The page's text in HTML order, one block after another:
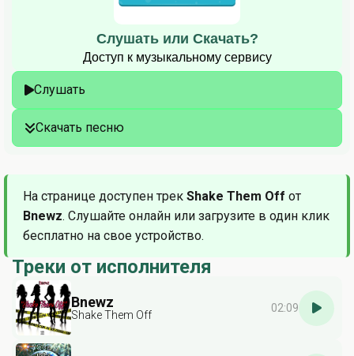
Слушать или Скачать?
Доступ к музыкальному сервису
Слушать
Скачать песню
На странице доступен трек Shake Them Off от
Bnewz. Слушайте онлайн или загрузите в один клик
бесплатно на свое устройство.
Треки от исполнителя
Bnewz
Shake Them Off
02:09